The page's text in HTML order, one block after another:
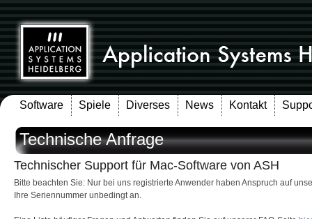
Software Spiele Diverses News Kontakt
Technische Anfrage
Technischer Support für Mac-Software von ASH
Bitte beachten Sie: Nur bei uns registrierte Anwender haben Anspruch auf
Ihre Seriennummer unbedingt an.